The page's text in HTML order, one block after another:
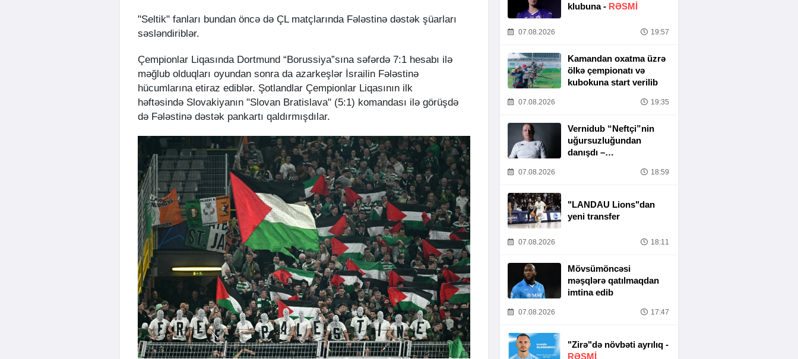
"Seltik" fanları bundan öncə də ÇL matçlarında Fələstinə dəstək şüarları
səsləndiriblər.
Çempionlar Liqasında Dortmund “Borussiya”sına səfərdə 7:1 hesabı ilə
məğlub olduqları oyundan sonra da azarkeşlər İsrailin Fələstinə
hücumlarına etiraz ediblər. Şotlandlar Çempionlar Liqasının ilk
həftəsində Slovakiyanın "Slovan Bratislava" (5:1) komandası ilə görüşdə
də Fələstinə dəstək pankartı qaldırmışdılar.
klubuna - RƏSMİ
07.08.2026 19:57
Kamandan oxatma üzrə
ölkə çempionatı və
kubokuna start verilib
07.08.2026 19:35
Vernidub “Neftçi”nin
uğursuzluğundan
danışdı –
TAMAMILƏ MƏNIM
07.08.2026 18:59
"LANDAU Lions"dan
yeni transfer
07.08.2026 18:11
Mövsümöncəsi
məşqlərə qatılmaqdan
imtina edib
07.08.2026 17:47
"Zirə"də növbəti ayrılıq -
RƏSMİ